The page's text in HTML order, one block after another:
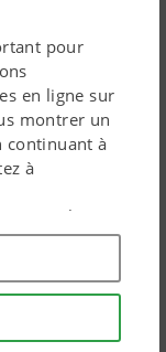
pour
en ligne sur
montrer un
continuant à
à
nécessaires.
par les
si vous
sur « tout
un
cases à